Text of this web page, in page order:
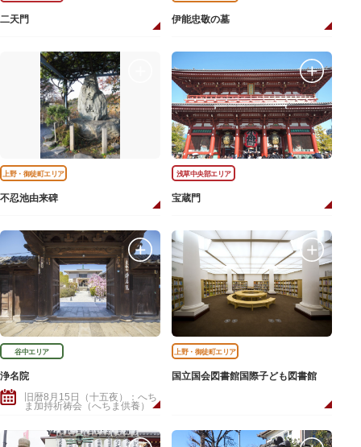
二天門 伊能忠敬の墓
上野・御徒町エリア
不忍池由来碑
浅草中央部エリア
宝蔵門
谷中エリア
浄名院
旧暦8月15日（十五夜）：へち
ま加持祈祷会（へちま供養）
上野・御徒町エリア
国立国会図書館国際子ども図書館